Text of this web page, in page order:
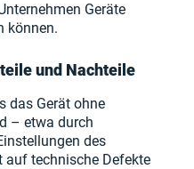
Geräte
können.
und Nachteile
das Gerät ohne
– etwa durch
des
auf technische Defekte